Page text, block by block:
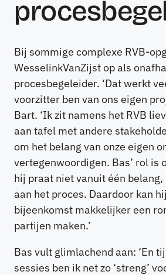
Bij sommige complexe RVB-
WesselinkVanZijst op als
procesbegeleider. ‘Dat werkt
voorzitter ben van ons eigen
Bart. ‘Ik zit namens het RVB
aan tafel met andere
om het belang van onze eigen
vertegenwoordigen. Bas’ rol is
hij praat niet vanuit één
aan het proces. Daardoor kan
bijeenkomst makkelijker een
partijen maken.’
Bas vult glimlachend aan: ‘En
sessies ben ik net zo ‘streng’